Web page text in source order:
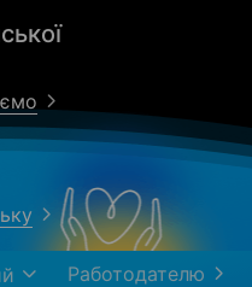
Работодателю